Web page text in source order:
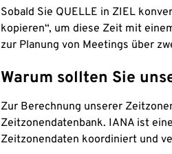
Sobald Sie QUELLE in ZIEL
kopieren“, um diese Zeit mit
zur Planung von Meetings über
Warum sollten Sie
Zur Berechnung unserer
Zeitzonendatenbank. IANA ist
Zeitzonendaten koordiniert und